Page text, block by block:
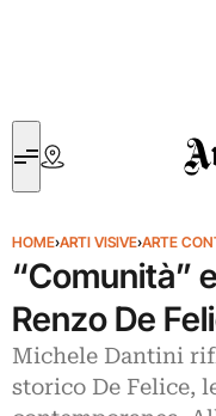
HOME›ARTI VISIVE›ARTE
“Comunità”
Renzo De
Michele Dantini
storico De Felice,